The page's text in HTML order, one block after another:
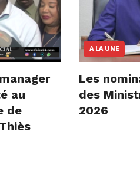
au
de
A LA UNE
Les
des
2026